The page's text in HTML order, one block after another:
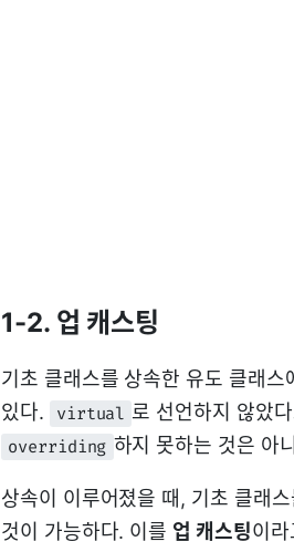
1-2. 업 캐스팅
기초 클래스를 상속한 유도 클래스
있다.
virtual 로 선언하지 않았
overriding 하지 못하는 것은 아
상속이 이루어졌을 때, 기초 클래
것이 가능하다. 이를 업 캐스팅이